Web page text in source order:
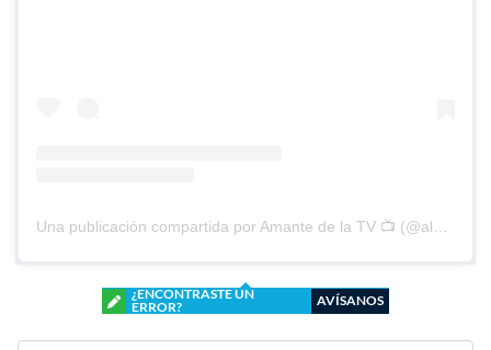
Una publicación compartida por Amante de la TV 📺 (@alguien_te_observa)
¿ENCONTRASTE UN
ERROR?
AVÍSANOS